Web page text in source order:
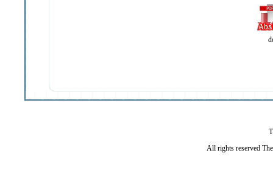
All rights reserved